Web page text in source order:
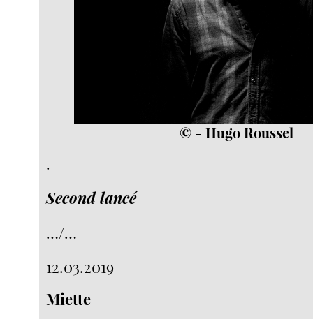
© - Hugo Roussel
.
Second lancé
…/…
12.03.2019
Miette